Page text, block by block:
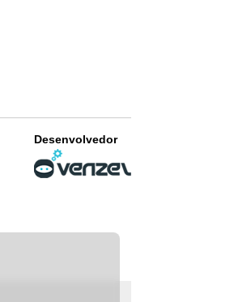
Desenvolvedor